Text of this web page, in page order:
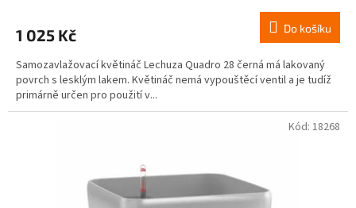
1 025 Kč Do košíku
Samozavlažovací květináč Lechuza Quadro 28 černá má lakovaný
povrch s lesklým lakem. Květináč nemá vypouštěcí ventil a je tudíž
primárně určen pro použití v...
Kód: 18268